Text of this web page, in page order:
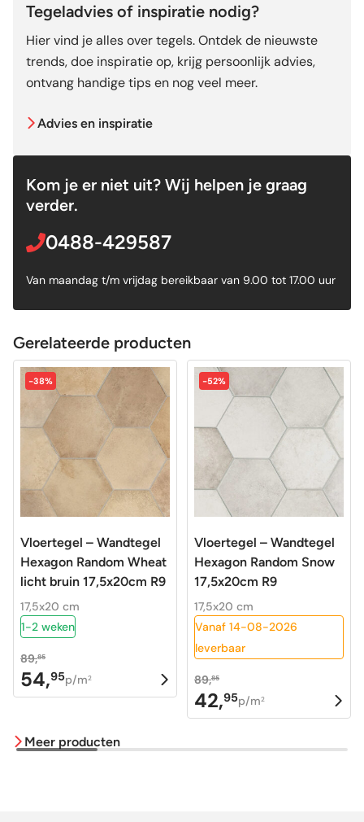
Tegeladvies of inspiratie nodig?
Hier vind je alles over tegels. Ontdek de nieuwste
trends, doe inspiratie op, krijg persoonlijk advies,
ontvang handige tips en nog veel meer.
Advies en inspiratie
Kom je er niet uit? Wij helpen je graag
verder.
0488-429587
Van maandag t/m vrijdag bereikbaar van 9.00 tot 17.00 uur
Gerelateerde producten
-38%
Vloertegel – Wandtegel
Hexagon Random Wheat
licht bruin 17,5x20cm R9
17,5x20 cm
1-2 weken
89,85
Oorspronkelijke
prijs
89,85.
54,95
Huidige
prijs
54,95.
p/m2
-52%
Vloertegel – Wandtegel
Hexagon Random Snow
17,5x20cm R9
17,5x20 cm
Vanaf 14-08-2026
leverbaar
89,85
Oorspronkelijke
prijs
42,95
Huidige
prijs
p/m2
Meer producten